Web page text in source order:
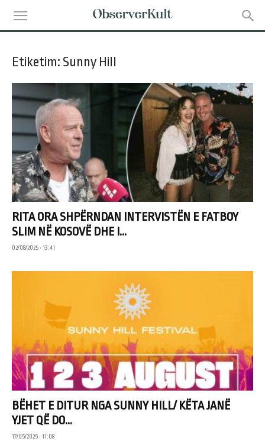
Etiketim: Sunny Hill
RITA ORA SHPËRNDAN INTERVISTËN E FATBOY
SLIM NË KOSOVË DHE I...
02/08/2025 • 13:41
BËHET E DITUR NGA SUNNY HILL/ KËTA JANË
YJET QË DO...
17/05/2025 • 11:08